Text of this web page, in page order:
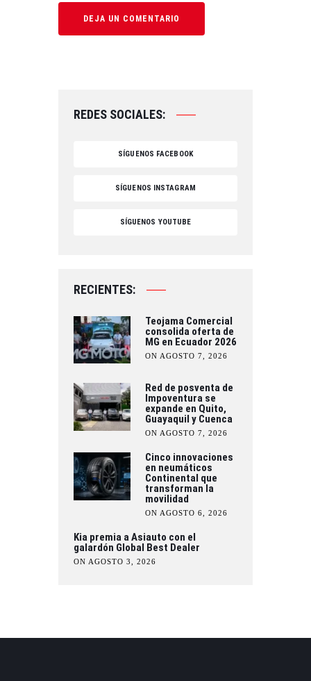
REDES SOCIALES:
SÍGUENOS FACEBOOK
SÍGUENOS INSTAGRAM
SÍGUENOS YOUTUBE
RECIENTES:
Teojama Comercial
consolida oferta de
MG en Ecuador 2026
ON AGOSTO 7, 2026
Red de posventa de
Impoventura se
expande en Quito,
Guayaquil y Cuenca
ON AGOSTO 7, 2026
Cinco innovaciones
en neumáticos
Continental que
transforman la
movilidad
ON AGOSTO 6, 2026
Kia premia a Asiauto con el
galardón Global Best Dealer
ON AGOSTO 3, 2026